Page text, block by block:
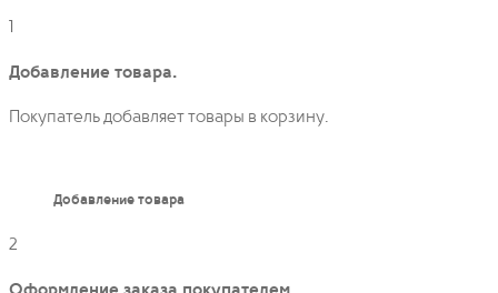
Добавление товара.
Покупатель добавляет товары в корзину.
Добавление товара
2